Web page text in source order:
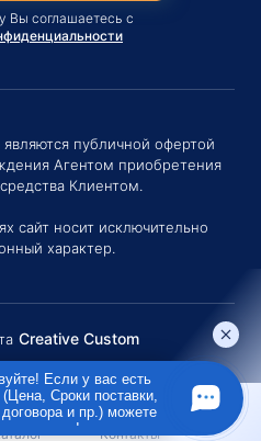
Вы соглашаетесь с
публичной офертой
Агентом приобретения
Клиентом.
сайт носит исключительно
характер.
Creative Custom
Контакты
Если у вас есть
Сроки поставки,
и пр.) можете
мне в чат!